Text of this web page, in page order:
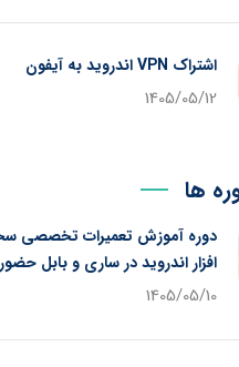
اشتراک VPN اندروید به آیفون
1405/05/12
ها
دوره آموزش تعمیرات تخصصی
افزار اندروید در ساری و بابل
1405/05/10